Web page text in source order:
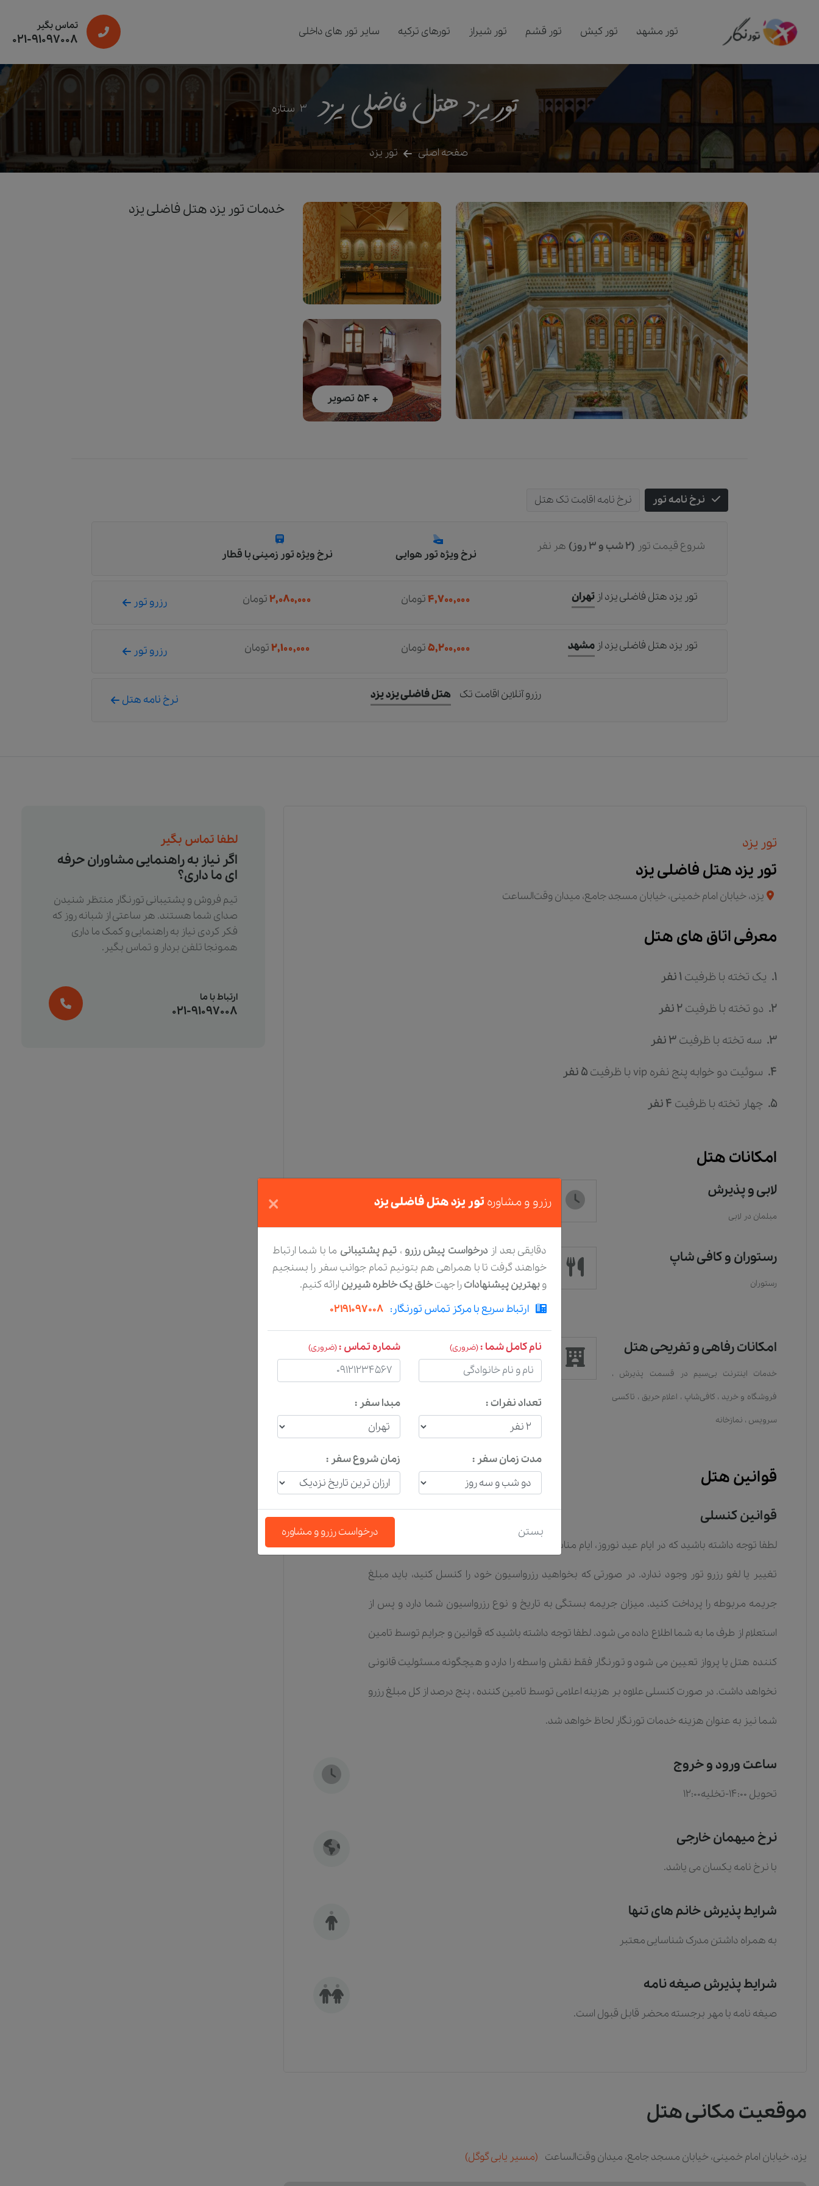
تور مشهد تور کیش تور قشم تور شیراز تورهای ترکیه سایر تور های داخلی تماس بگیر
021-91097008
تور یزد هتل فاضلی يزد 3 ستاره
صفحه اصلی تور یزد
خدمات تور یزد هتل فاضلی يزد
+ 54 تصویر
نرخ نامه تور نرخ نامه اقامت تک هتل
شروع قیمت تور (2 شب و 3 روز) هر نفر
نرخ ویژه تور هوایی نرخ ویژه تور زمینی با قطار
تور یزد هتل فاضلی يزد از تهران ۴,۷۰۰,۰۰۰تومان ۲,۰۸۰,۰۰۰تومان رزرو تور
تور یزد هتل فاضلی يزد از مشهد ۵,۲۰۰,۰۰۰تومان ۲,۱۰۰,۰۰۰تومان رزرو تور
رزرو آنلاین اقامت تک هتل فاضلی يزد یزد نرخ نامه هتل
تور یزد
تور یزد هتل فاضلی يزد
یزد، خیابان امام خمینی، خیابان مسجد جامع، میدان وقت‌الساعت
معرفی اتاق های هتل
1. یک تخته با ظرفیت1نفر
2. دو تخته با ظرفیت2نفر
3. سه تخته با ظرفیت3نفر
4. سوئیت دو خوابه پنج نفره vip با ظرفیت5نفر
5. چهار تخته با ظرفیت 4نفر
امکانات هتل
لابی و پذیرش
مبلمان در لابی
رستوران و کافی شاپ
رستوران
امکانات موجود در داخل اتاق
سرویس بهداشتی ایرانی، یخچال، تلفن
تلویزیون ،حمام سرویس بهداشتی فرنگی
امکانات رفاهی و تفریحی هتل
خدمات اينترنت بی‌سیم در قسمت پذیرش ،
فروشگاه و خرید ، کافی‌شاپ ، اعلام حریق ، تاکسی
سرویس ، نمازخانه
قوانین هتل
قوانین کنسلی
لطفا توجه داشته باشید که در ایام عید نوروز، ایام مناسبتی، تعطیلات رسمی و زمان های شلوغ، امکان
تغییر یا لغو رزرو تور وجود ندارد. در صورتی که بخواهید رزرواسیون خود را کنسل کنید، باید مبلغ
جریمه مربوطه را پرداخت کنید. میزان جریمه بستگی به تاریخ و نوع رزرواسیون شما دارد و پس از
استعلام از طرف ما به شما اطلاع داده می شود. لطفا توجه داشته باشید که قوانین و جرایم توسط تامین
کننده هتل یا پرواز تعیین می شود و تورنگار فقط نقش واسطه را دارد و هیچگونه مسئولیت قانونی
نخواهد داشت. در صورت کنسلی علاوه بر هزینه اعلامی توسط تامین کننده ، پنج درصد از کل مبلغ رزرو
شما نیز به عنوان هزینه خدمات تورنگار لحاظ خواهد شد.
ساعت ورود و خروج
تحویل 14:00-تخلیه12:00
نرخ میهمان خارجی
با نرخ نامه یکسان می یاشد.
شرایط پذیرش خانم های تنها
به همراه داشتن مدرک شناسایی معتبر
شرایط پذیرش صیغه نامه
صیغه نامه با مهر برجسته محضر قابل قبول است.
موقعیت مکانی هتل
یزد، خیابان امام خمینی، خیابان مسجد جامع، میدان وقت‌الساعت (مسیر یابی گوگل)
لطفا تماس بگیر
اگر نیاز به راهنمایی مشاوران حرفه
ای ما داری؟
تیم فروش و پشتیبانی تورنگار منتظر شنیدن
صدای شما هستند. هر ساعتی از شبانه روز که
فکر کردی نیاز به راهنمایی و کمک ما داری
همونجا تلفن بردار و تماس بگیر.
ارتباط با ما
021-91097008
رزرو و مشاوره تور یزد هتل فاضلی يزد ×
دقایقی بعد از درخواست پیش رزرو ، تیم پشتیبانی ما با شما ارتباط
خواهند گرفت تا با همراهی هم بتونیم تمام جوانب سفر را بسنجیم
وبهترین پیشنهاداترا جهتخلق یک خاطره شیرین ارائه کنیم.
ارتباط سریع با مرکز تماس تورنگار: 02191097008
نام کامل شما :(ضروری) شماره تماس :(ضروری)
تعداد نفرات : مبدا سفر :
مدت زمان سفر : زمان شروع سفر :
بستن درخواست رزرو و مشاوره